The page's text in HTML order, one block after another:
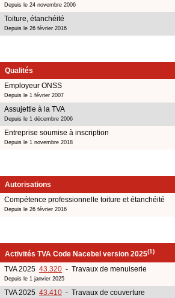
Depuis le 24 novembre 2006
Toiture, étanchéité
Depuis le 26 février 2016
Qualités
Employeur ONSS
Depuis le 1 février 2007
Assujettie à la TVA
Depuis le 1 décembre 2006
Entreprise soumise à inscription
Depuis le 1 novembre 2018
Autorisations
Compétence professionnelle toiture et étanchéité
Depuis le 26 février 2016
Activités TVA Code Nacebel version 2025(1)
TVA 2025 43.320 - Travaux de menuiserie
Depuis le 1 janvier 2025
TVA 2025 43.410 - Travaux de couverture